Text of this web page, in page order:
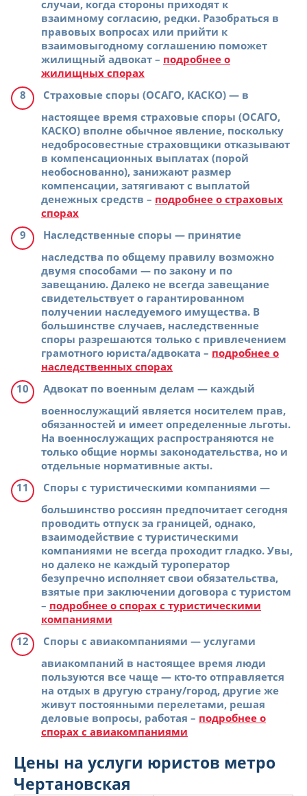
случаи, когда стороны приходят к
взаимному согласию, редки. Разобраться в
правовых вопросах или прийти к
взаимовыгодному соглашению поможет
жилищный адвокат – подробнее о
жилищных спорах
Страховые споры (ОСАГО, КАСКО) — в
настоящее время страховые споры (ОСАГО,
КАСКО) вполне обычное явление, поскольку
недобросовестные страховщики отказывают
в компенсационных выплатах (порой
необоснованно), занижают размер
компенсации, затягивают с выплатой
денежных средств – подробнее о страховых
спорах
Наследственные споры — принятие
наследства по общему правилу возможно
двумя способами — по закону и по
завещанию. Далеко не всегда завещание
свидетельствует о гарантированном
получении наследуемого имущества. В
большинстве случаев, наследственные
споры разрешаются только с привлечением
грамотного юриста/адвоката – подробнее о
наследственных спорах
Адвокат по военным делам — каждый
военнослужащий является носителем прав,
обязанностей и имеет определенные льготы.
На военнослужащих распространяются не
только общие нормы законодательства, но и
отдельные нормативные акты.
Споры с туристическими компаниями —
большинство россиян предпочитает сегодня
проводить отпуск за границей, однако,
взаимодействие с туристическими
компаниями не всегда проходит гладко. Увы,
но далеко не каждый туроператор
безупречно исполняет свои обязательства,
взятые при заключении договора с туристом
– подробнее о спорах с туристическими
компаниями
Споры с авиакомпаниями — услугами
авиакомпаний в настоящее время люди
пользуются все чаще — кто-то отправляется
на отдых в другую страну/город, другие же
живут постоянными перелетами, решая
деловые вопросы, работая – подробнее о
спорах с авиакомпаниями
Цены на услуги юристов метро
Чертановская